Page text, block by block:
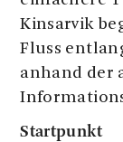
Kinsarvik
Fluss
anhand der
Startpunkt